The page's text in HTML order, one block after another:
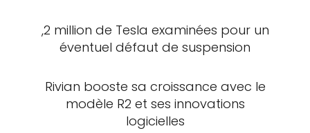
,2 million de Tesla examinées pour un
éventuel défaut de suspension
Rivian booste sa croissance avec le
modèle R2 et ses innovations
logicielles